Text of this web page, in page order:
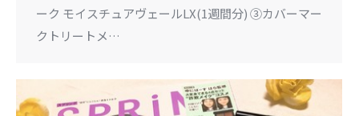
ーク モイスチュアヴェールLX(1週間分) ③カバーマー
クトリートメ…